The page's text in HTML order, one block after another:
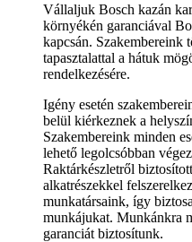
Vállaljuk Bosch kazán
környékén garanciával
kapcsán. Szakembereink
tapasztalattal a hátuk
rendelkezésére.
Igény esetén
belül kiérkeznek a
Szakembereink minden
lehető legolcsóbban
Raktárkészletről
alkatrészekkel
munkatársaink, így
munkájukat. Munkánkra
garanciát biztosítunk.